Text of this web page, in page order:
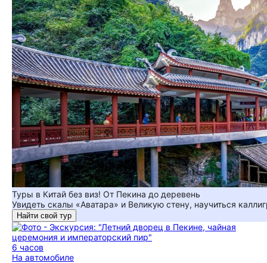
Туры в Китай без виз! От Пекина до деревень
Увидеть скалы «Аватара» и Великую стену, научиться
Найти свой тур
6 часов
На автомобиле